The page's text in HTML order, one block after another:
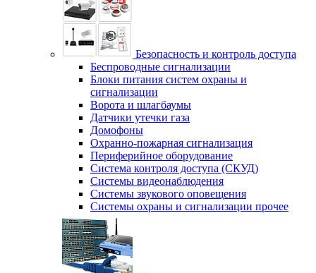
Безопасность и контроль доступа
Беспроводные сигнализации
Блоки питания систем охраны и
сигнализации
Ворота и шлагбаумы
Датчики утечки газа
Домофоны
Охранно-пожарная сигнализация
Периферийное оборудование
Система контроля доступа (СКУД)
Системы видеонаблюдения
Системы звукового оповещения
Системы охраны и сигнализации прочее